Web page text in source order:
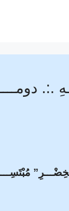
.:.